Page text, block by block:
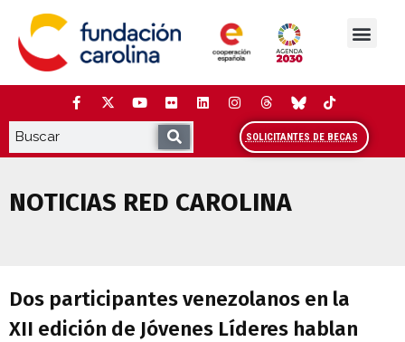
contenido
SOLICITANTES DE BECAS
NOTICIAS RED CAROLINA
Dos participantes venezolanos en la
XII edición de Jóvenes Líderes hablan